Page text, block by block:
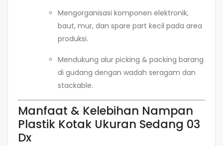
Mengorganisasi komponen elektronik,
baut, mur, dan spare part kecil pada area
produksi.
Mendukung alur picking & packing barang
di gudang dengan wadah seragam dan
stackable.
Manfaat & Kelebihan Nampan
Plastik Kotak Ukuran Sedang 03
Dx